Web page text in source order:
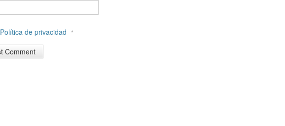
Política de privacidad *